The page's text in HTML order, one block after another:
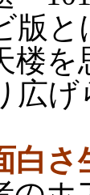
版
楼
広
白さ